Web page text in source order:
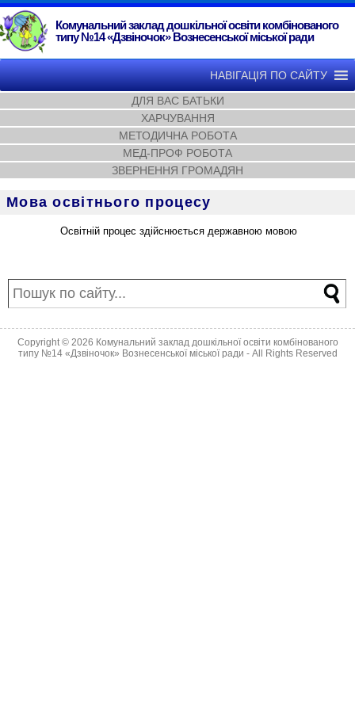
Комунальний заклад дошкільної освіти комбінованого
типу №14 «Дзвіночок» Вознесенської міської ради
НАВІГАЦІЯ ПО САЙТУ
ДЛЯ ВАС БАТЬКИ
ХАРЧУВАННЯ
МЕТОДИЧНА РОБОТА
МЕД-ПРОФ РОБОТА
ЗВЕРНЕННЯ ГРОМАДЯН
Мова освітнього процесу
Освітній процес здійснюється державною мовою
Copyright © 2026 Комунальний заклад дошкільної освіти комбінованого
типу №14 «Дзвіночок» Вознесенської міської ради - All Rights Reserved